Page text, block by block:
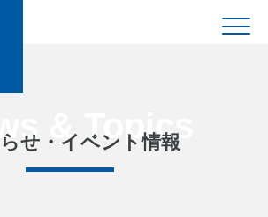
せ・イベント情報